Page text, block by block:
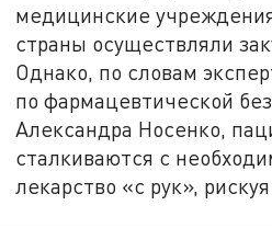
медицинские
страны осуществляли
Однако, по словам
по фармацевтической
Александра Носенко,
сталкиваются с
лекарство «с рук»,